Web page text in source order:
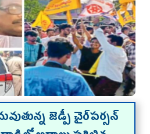
జెడ్పీ చైర్‌పర్సన్‌